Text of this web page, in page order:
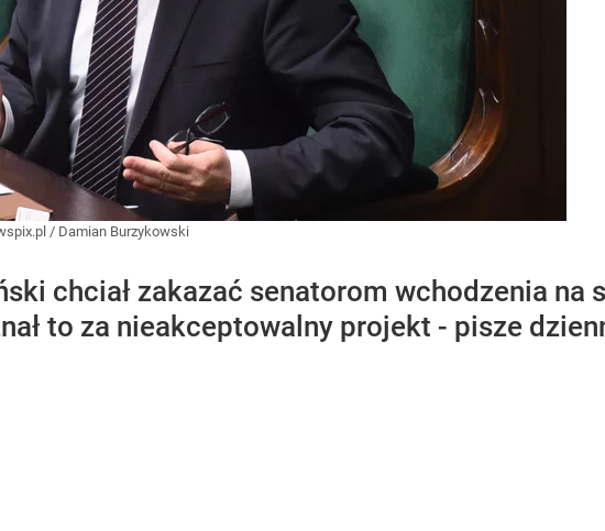
/ Damian Burzykowski
chciał zakazać senatorom wchodzenia na
to za nieakceptowalny projekt - pisze